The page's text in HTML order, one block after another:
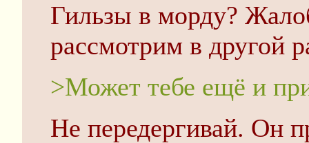
Гильзы в морду?
рассмотрим в другой
>Может тебе ещё и
Не передергивай. Он